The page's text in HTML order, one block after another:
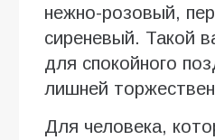
нежно-розовый,
сиреневый. Такой
для спокойного
лишней
Для человека,